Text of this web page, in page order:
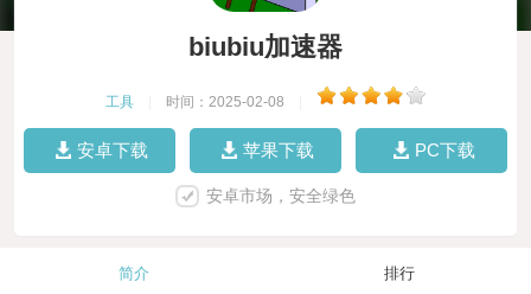
biubiu加速器
工具 时间：2025-02-08
安卓下载 苹果下载 PC下载
安卓市场，安全绿色
简介 排行